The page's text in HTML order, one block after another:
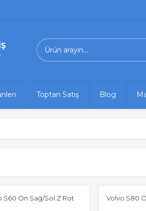
Toptan Satış Blog
S60 Ön Sağ/Sol Z Rot Volvo S80